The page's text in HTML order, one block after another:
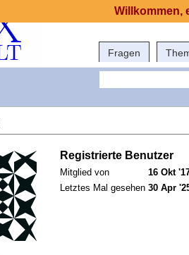
Fragen
Registrierte Benutzer
Mitglied von
16 Okt
Letztes Mal gesehen 30 Apr
Willkommen,